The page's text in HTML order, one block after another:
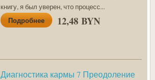
книгу, я был уверен, что процесс...
Подробнее 12,48 BYN
Диагностика кармы 7 Преодоление